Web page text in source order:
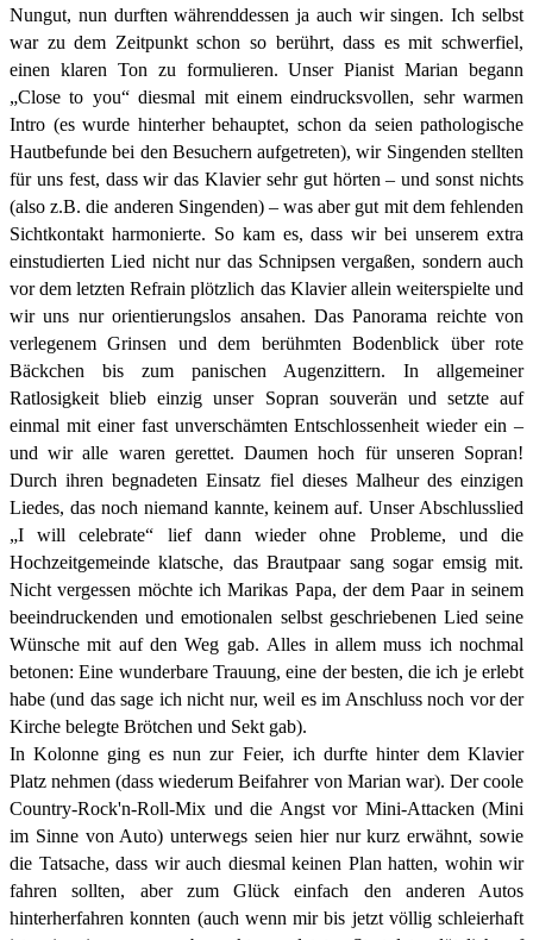
Nungut, nun durften währenddessen ja auch wir singen. Ich selbst
war zu dem Zeitpunkt schon so berührt, dass es mit schwerfiel,
einen klaren Ton zu formulieren. Unser Pianist Marian begann
„Close to you“ diesmal mit einem eindrucksvollen, sehr warmen
Intro (es wurde hinterher behauptet, schon da seien pathologische
Hautbefunde bei den Besuchern aufgetreten), wir Singenden stellten
für uns fest, dass wir das Klavier sehr gut hörten – und sonst nichts
(also z.B. die anderen Singenden) – was aber gut mit dem fehlenden
Sichtkontakt harmonierte. So kam es, dass wir bei unserem extra
einstudierten Lied nicht nur das Schnipsen vergaßen, sondern auch
vor dem letzten Refrain plötzlich das Klavier allein weiterspielte und
wir uns nur orientierungslos ansahen. Das Panorama reichte von
verlegenem Grinsen und dem berühmten Bodenblick über rote
Bäckchen bis zum panischen Augenzittern. In allgemeiner
Ratlosigkeit blieb einzig unser Sopran souverän und setzte auf
einmal mit einer fast unverschämten Entschlossenheit wieder ein –
und wir alle waren gerettet. Daumen hoch für unseren Sopran!
Durch ihren begnadeten Einsatz fiel dieses Malheur des einzigen
Liedes, das noch niemand kannte, keinem auf. Unser Abschlusslied
„I will celebrate“ lief dann wieder ohne Probleme, und die
Hochzeitgemeinde klatsche, das Brautpaar sang sogar emsig mit.
Nicht vergessen möchte ich Marikas Papa, der dem Paar in seinem
beeindruckenden und emotionalen selbst geschriebenen Lied seine
Wünsche mit auf den Weg gab.Alles in allem muss ich nochmal
betonen: Eine wunderbare Trauung, eine der besten, die ich je erlebt
habe (und das sage ich nicht nur, weil es im Anschluss noch vor der
Kirche belegte Brötchen und Sekt gab).
In Kolonne ging es nun zur Feier, ich durfte hinter dem Klavier
Platz nehmen (dass wiederum Beifahrer von Marian war). Der coole
Country-Rock'n-Roll-Mix und die Angst vor Mini-Attacken (Mini
im Sinne von Auto) unterwegs seien hier nur kurz erwähnt, sowie
die Tatsache, dass wir auch diesmal keinen Plan hatten, wohin wir
fahren sollten, aber zum Glück einfach den anderen Autos
hinterherfahren konnten (auch wenn mir bis jetzt völlig schleierhaft